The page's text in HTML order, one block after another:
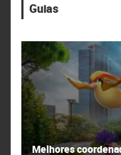
Guias
Melhores